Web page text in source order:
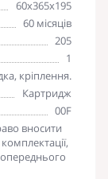
60х365х195
60 місяців
205
1
кріплення.
Картридж
00F
вносити